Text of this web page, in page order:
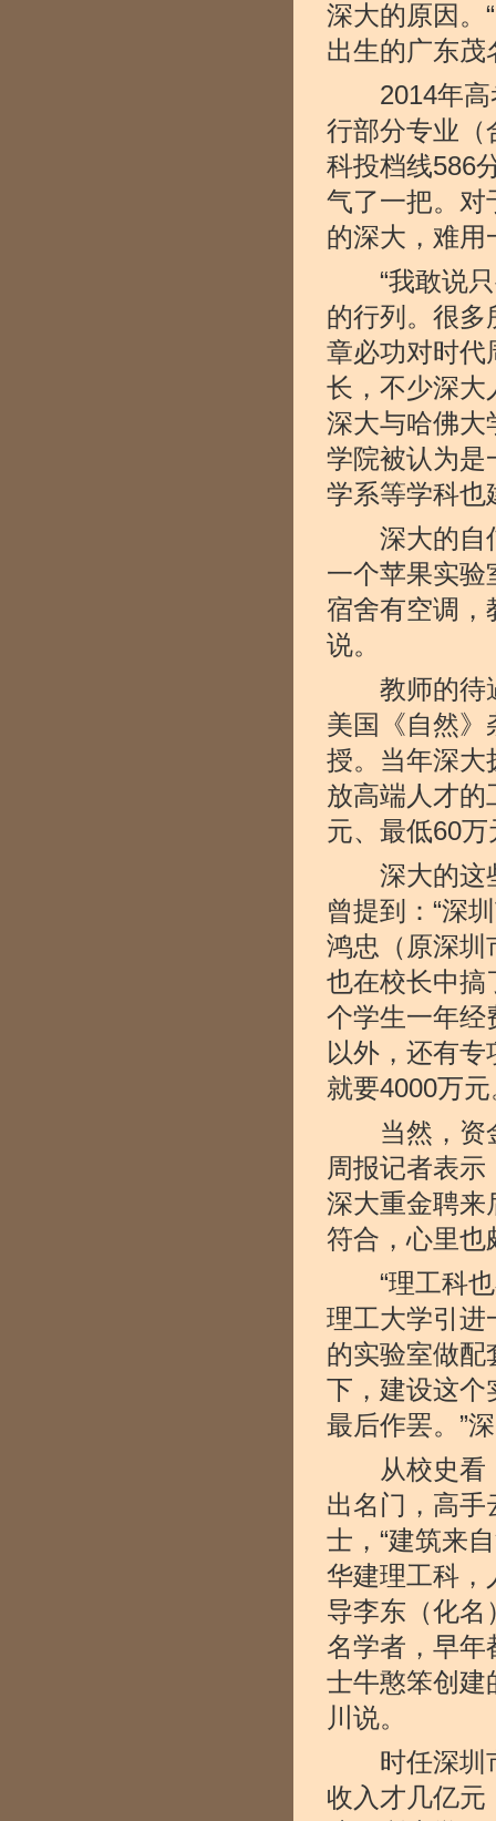
深大的原因。
出生的广东茂
2014年高考
行部分专业（
科投档线586
气了一把。对
的深大，难用
“我敢说只
的行列。很多
章必功对时代
长，不少深大
深大与哈佛
学院被认为是
学系等学科也
深大的自信
一个苹果实验
宿舍有空调，
说。
教师的待遇
美国《自然》
授。当年深大
放高端人才的
元、最低60
深大的这些
曾提到：“深
鸿忠（原深圳
也在校长中搞
个学生一年经
以外，还有
就要4000万元
当然，资金
周报记者表
深大重金聘来
符合，心里也
“理工科也
理工大学引进
的实验室做配
下，建设这个
最后作罢。”
从校史看，
出名门，高手
士，“建筑来
华建理工科，
导李东（化名
名学者，早年
士牛憨笨创建
川说。
时任深圳市
收入才几亿元